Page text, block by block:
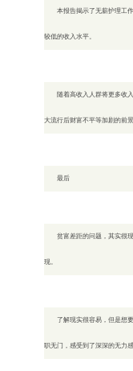
本报告揭示了无薪护理工
较低的收入水平。
随着高收入人群将更多收
大流行后财富不平等加剧的前景
最后
贫富差距的问题，其实很
现。
了解现实很容易，但是想
职无门，感受到了深深的无力感